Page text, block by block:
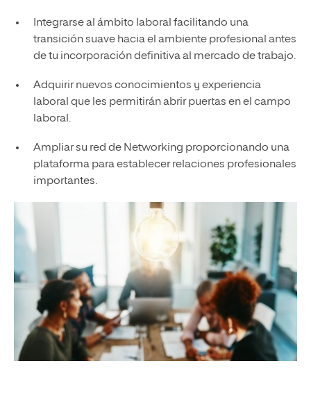
Integrarse al ámbito laboral facilitando una
transición suave hacia el ambiente profesional antes
de tu incorporación definitiva al mercado de trabajo.
Adquirir nuevos conocimientos y experiencia
laboral que les permitirán abrir puertas en el campo
laboral.
Ampliar su red de Networking proporcionando una
plataforma para establecer relaciones profesionales
importantes.